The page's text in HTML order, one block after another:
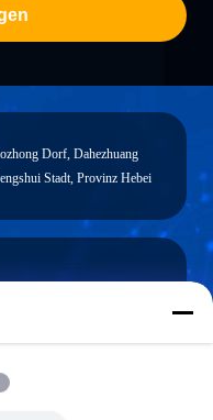
Dorf, Dahezhuang
Stadt, Provinz Hebei